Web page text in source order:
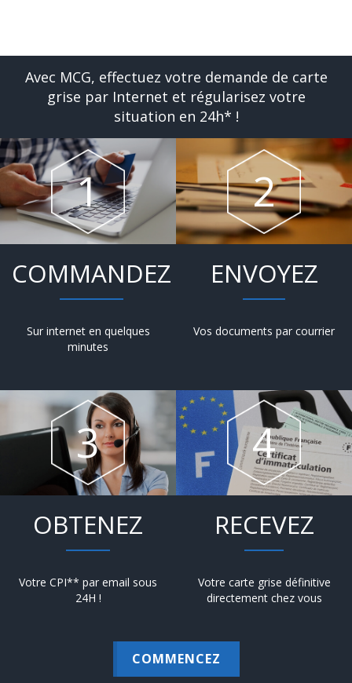
Avec MCG, effectuez votre demande de carte
grise par Internet et régularisez votre
situation en 24h* !
COMMANDEZ
Sur internet en quelques
minutes
ENVOYEZ
Vos documents par courrier
OBTENEZ
Votre CPI** par email sous
24H !
RECEVEZ
Votre carte grise définitive
directement chez vous
COMMENCEZ